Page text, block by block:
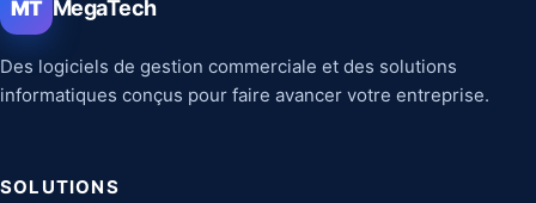
MT MegaTech
Des logiciels de gestion commerciale et des solutions
informatiques conçus pour faire avancer votre entreprise.
SOLUTIONS